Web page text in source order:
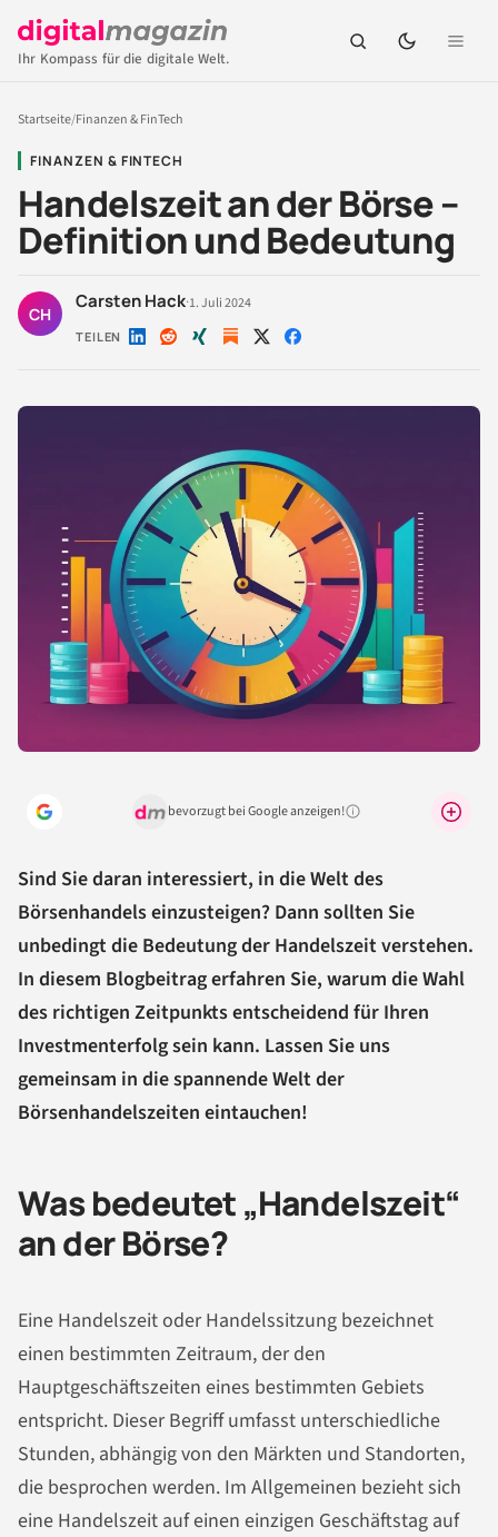
Ihr Kompass für die digitale Welt.
Startseite/Finanzen & FinTech
FINANZEN & FINTECH
Handelszeit an der Börse –
Definition und Bedeutung
CH
Carsten Hack·1. Juli 2024
TEILEN Auf Auf Auf Auf Auf
bevorzugt bei Google anzeigen!Warum lohnt sich das?
Sind Sie daran interessiert, in die Welt des
Börsenhandels einzusteigen? Dann sollten Sie
unbedingt die Bedeutung der Handelszeit verstehen.
In diesem Blogbeitrag erfahren Sie, warum die Wahl
des richtigen Zeitpunkts entscheidend für Ihren
Investmenterfolg sein kann. Lassen Sie uns
gemeinsam in die spannende Welt der
Börsenhandelszeiten eintauchen!
Was bedeutet „Handelszeit“
an der Börse?
Eine Handelszeit oder Handelssitzung bezeichnet
einen bestimmten Zeitraum, der den
Hauptgeschäftszeiten eines bestimmten Gebiets
entspricht. Dieser Begriff umfasst unterschiedliche
Stunden, abhängig von den Märkten und Standorten,
die besprochen werden. Im Allgemeinen bezieht sich
eine Handelszeit auf einen einzigen Geschäftstag auf